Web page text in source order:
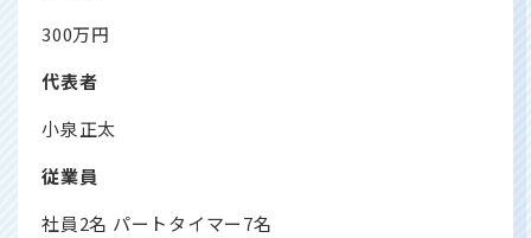
300万円
代表者
小泉正太
従業員
社員2名 パートタイマー7名